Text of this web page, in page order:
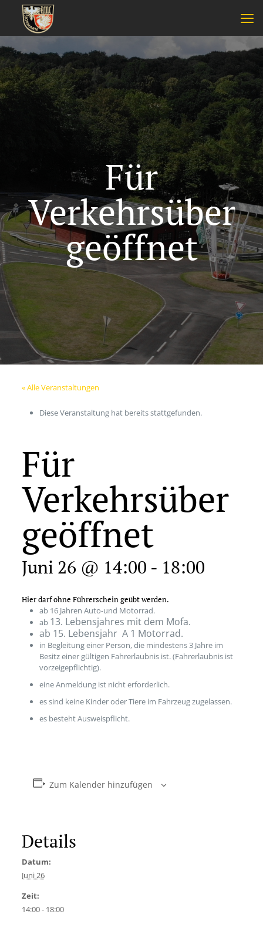
Für
Verkehrsüber
geöffnet
« Alle Veranstaltungen
Diese Veranstaltung hat bereits stattgefunden.
Für
Verkehrsüber
geöffnet
Juni 26 @ 14:00 - 18:00
Hier darf ohne Führerschein geübt werden.
ab 16 Jahren Auto-und Motorrad.
ab 13. Lebensjahres mit dem Mofa.
ab 15. Lebensjahr A 1 Motorrad.
in Begleitung einer Person, die mindestens 3 Jahre im
Besitz einer gültigen Fahrerlaubnis ist. (Fahrerlaubnis ist
vorzeigepflichtig).
eine Anmeldung ist nicht erforderlich.
es sind keine Kinder oder Tiere im Fahrzeug zugelassen.
es besteht Ausweispflicht.
Zum Kalender hinzufügen
Details
Datum:
Juni 26
Zeit:
14:00 - 18:00